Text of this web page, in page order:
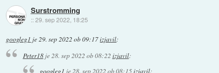
Surstromming
::29. sep 2022, 18:25
googleg1 je29. sep 2022 ob 09:17izjavil:
Peter18je 28. sep 2022 ob 08:22 izjavil:
googleg1 je28. sep 2022 ob 08:15izjavil: